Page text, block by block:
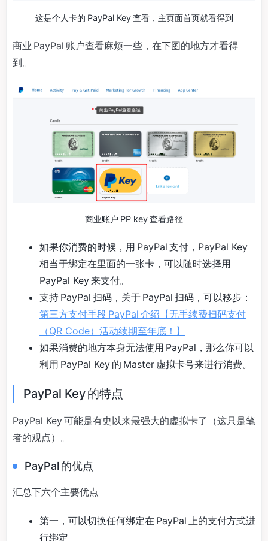
这是个人卡的 PayPal Key 查看，主页面首页就看得到
商业 PayPal 账户查看麻烦一些，在下图的地方才看得
到。
商业账户 PP key 查看路径
如果你消费的时候，用 PayPal 支付，PayPal Key
相当于绑定在里面的一张卡，可以随时选择用
PayPal Key 来支付。
支持 PayPal 扫码，关于 PayPal 扫码，可以移步：
第三方支付手段 PayPal 介绍【无手续费扫码支付
（QR Code）活动续期至年底！】
如果消费的地方本身无法使用 PayPal，那么你可以
利用 PayPal Key 的 Master 虚拟卡号来进行消费。
PayPal Key 的特点
PayPal Key 可能是有史以来最强大的虚拟卡了（这只是笔
者的观点）。
PayPal 的优点
汇总下六个主要优点
第一，可以切换任何绑定在 PayPal 上的支付方式进
行绑定